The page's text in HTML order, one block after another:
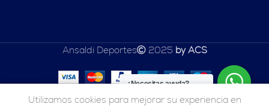
Ansaldi Deportes 2025 by ACS
Utilizamos cookies para mejorar su experiencia en
¿Necesitas ayuda?